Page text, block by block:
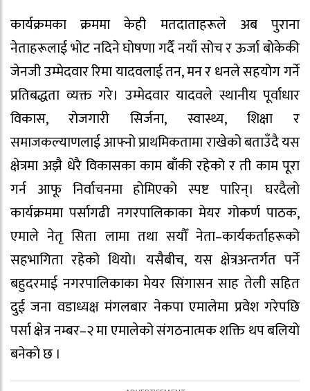
कार्यक्रमका क्रममा केही मतदाताहरूले अब पुराना
नेताहरूलाई भोट नदिने घोषणा गर्दै नयाँ सोच र ऊर्जा बोकेकी
जेनजी उम्मेदवार रिमा यादवलाई तन, मन र धनले सहयोग गर्ने
प्रतिबद्धता व्यक्त गरे। उम्मेदवार यादवले स्थानीय पूर्वाधार
विकास, रोजगारी सिर्जना, स्वास्थ्य, शिक्षा र
समाजकल्याणलाई आफ्नो प्राथमिकतामा राखेको बताउँदै यस
क्षेत्रमा अझै धेरै विकासका काम बाँकी रहेको र ती काम पूरा
गर्न आफू निर्वाचनमा होमिएको स्पष्ट पारिन्। घरदैलो
कार्यक्रममा पर्सागढी नगरपालिकाका मेयर गोकर्ण पाठक,
एमाले नेतृ सिता लामा तथा सयौँ नेता–कार्यकर्ताहरूको
सहभागिता रहेको थियो। यसैबीच, यस क्षेत्रअन्तर्गत पर्ने
बहुदरमाई नगरपालिकाका मेयर सिंगासन साह तेली सहित
दुई जना वडाध्यक्ष मंगलबार नेकपा एमालेमा प्रवेश गरेपछि
पर्सा क्षेत्र नम्बर–२ मा एमालेको संगठनात्मक शक्ति थप बलियो
बनेको छ ।